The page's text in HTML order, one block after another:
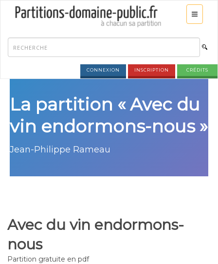
CONNEXION INSCRIPTION CRÉDITS
La partition « Avec du
vin endormons-nous »
Jean-Philippe Rameau
Avec du vin endormons-
nous
Partition gratuite en pdf